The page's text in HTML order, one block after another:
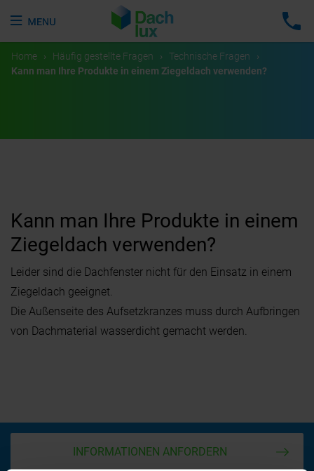
FACHKUNDEN RÜCKRUF
Home › Häufig gestellte Fragen › Technische Fragen ›
Kann man Ihre Produkte in einem Ziegeldach verwenden?
Kann man Ihre Produkte in einem
Ziegeldach verwenden?
Leider sind die Dachfenster nicht für den Einsatz in einem
Ziegeldach geeignet.
Die Außenseite des Aufsetzkranzes muss durch Aufbringen
von Dachmaterial wasserdicht gemacht werden.
INFORMATIONEN ANFORDERN